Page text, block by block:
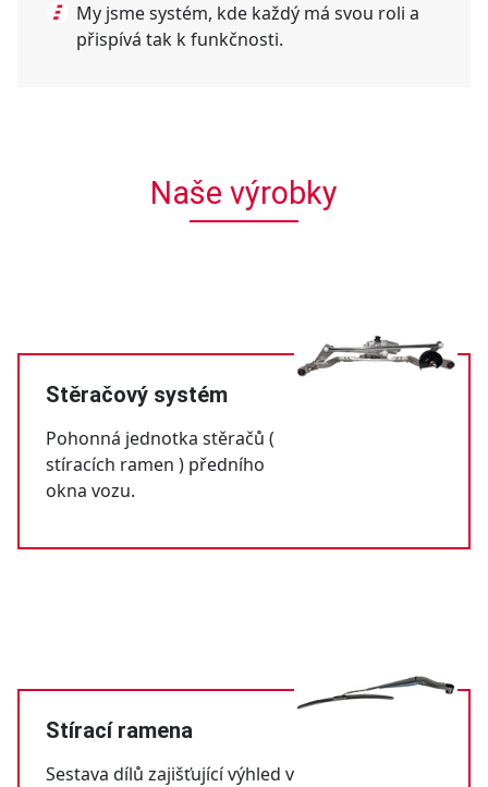
My jsme systém, kde každý má svou roli a
přispívá tak k funkčnosti.
Naše výrobky
Stěračový systém
Pohonná jednotka stěračů (
stíracích ramen ) předního
okna vozu.
Stírací ramena
Sestava dílů zajišťující výhled v